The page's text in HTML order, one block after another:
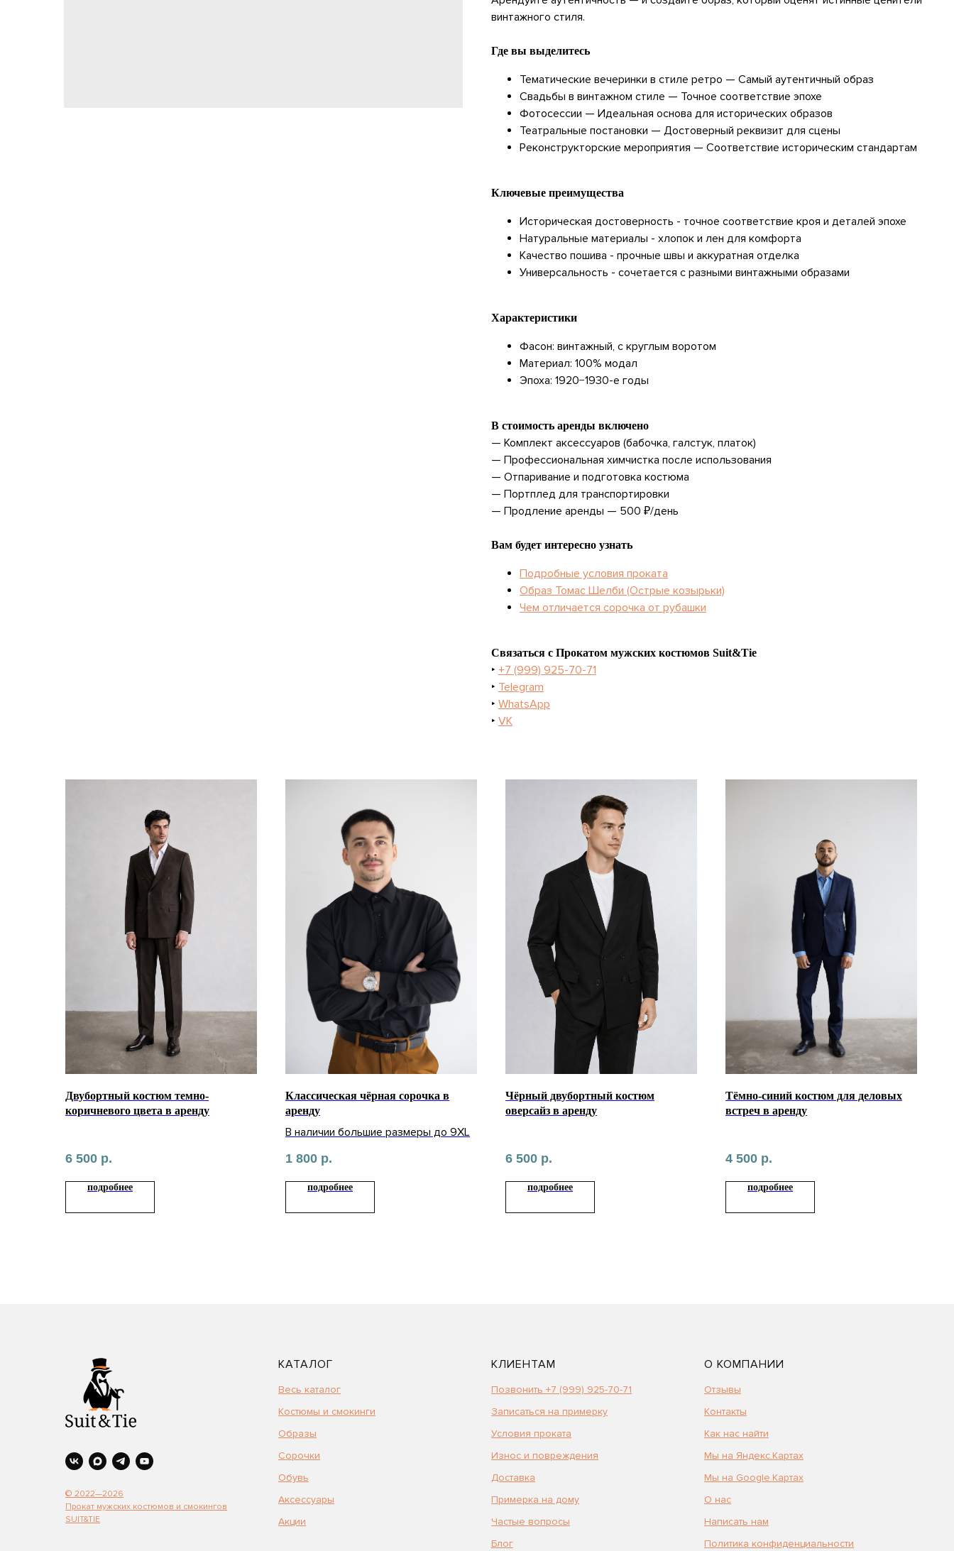
винтажного стиля.
Где вы выделитесь
Тематические вечеринки в стиле ретро — Самый аутентичный образ
Свадьбы в винтажном стиле — Точное соответствие эпохе
Фотосессии — Идеальная основа для исторических образов
Театральные постановки — Достоверный реквизит для сцены
Реконструкторские мероприятия — Соответствие историческим стандартам
Ключевые преимущества
Историческая достоверность - точное соответствие кроя и деталей эпохе
Натуральные материалы - хлопок и лен для комфорта
Качество пошива - прочные швы и аккуратная отделка
Универсальность - сочетается с разными винтажными образами
Характеристики
Фасон: винтажный, с круглым воротом
Материал: 100% модал
Эпоха: 1920−1930-е годы
В стоимость аренды включено
— Комплект аксессуаров (бабочка, галстук, платок)
— Профессиональная химчистка после использования
— Отпаривание и подготовка костюма
— Портплед для транспортировки
— Продление аренды — 500 ₽/день
Вам будет интересно узнать
Подробные условия проката
Образ Томас Шелби (Острые козырьки)
Чем отличается сорочка от рубашки
Связаться с Прокатом мужских костюмов Suit&Tie
‣ +7 (999) 925-70-71
‣ Telegram
‣ WhatsApp
‣ VK
Двубортный костюм темно-
коричневого цвета в аренду
6 500 р.
подробнее
Классическая чёрная сорочка в
аренду
В наличии большие размеры до 9XL
1 800 р.
подробнее
Чёрный двубортный костюм
оверсайз в аренду
6 500 р.
подробнее
Тёмно-синий костюм для деловых
встреч в аренду
4 500 р.
подробнее
© 2022—2026
Прокат мужских костюмов и смокингов
SUIT&TIE
КАТАЛОГ
Весь каталог
Костюмы и смокинги
Образы
Сорочки
Обувь
Аксессуары
Акции
КЛИЕНТАМ
Позвонить +7 (999) 925-70-71
Записаться на примерку
Условия проката
Износ и повреждения
Доставка
Примерка на дому
Частые вопросы
Блог
О КОМПАНИИ
Отзывы
Контакты
Как нас найти
Мы на Яндекс.Картах
Мы на Google.Картах
О нас
Написать нам
Политика конфиденциальности